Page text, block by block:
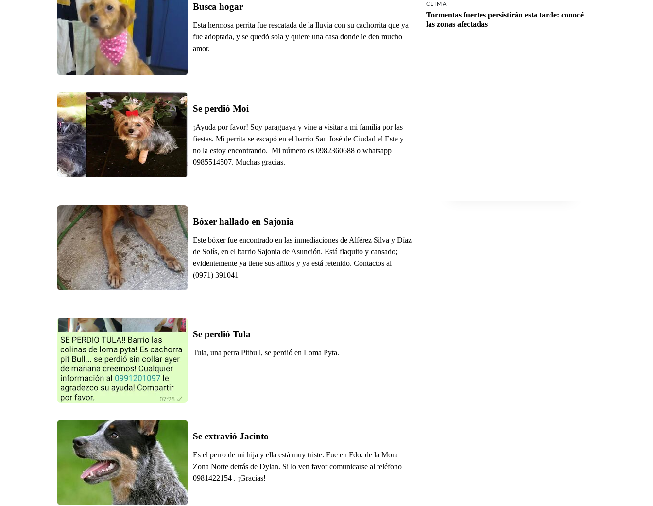
Busca hogar
Esta hermosa perrita fue rescatada de la lluvia con su cachorrita que ya
fue adoptada, y se quedó sola y quiere una casa donde le den mucho
amor.
Se perdió Moi
¡Ayuda por favor! Soy paraguaya y vine a visitar a mi familia por las
fiestas. Mi perrita se escapó en el barrio San José de Ciudad el Este y
no la estoy encontrando. Mi número es 0982360688 o whatsapp
0985514507. Muchas gracias.
Bóxer hallado en Sajonia
Este bóxer fue encontrado en las inmediaciones de Alférez Silva y Díaz
de Solís, en el barrio Sajonia de Asunción. Está flaquito y cansado;
evidentemente ya tiene sus añitos y ya está retenido. Contactos al
(0971) 391041
Se perdió Tula
Tula, una perra Pitbull, se perdió en Loma Pyta.
Se extravió Jacinto
Es el perro de mi hija y ella está muy triste. Fue en Fdo. de la Mora
Zona Norte detrás de Dylan. Si lo ven favor comunicarse al teléfono
0981422154 . ¡Gracias!
CLIMA
Tormentas fuertes persistirán esta tarde: conocé
las zonas afectadas